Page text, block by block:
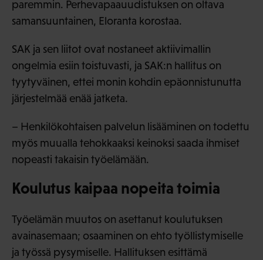
paremmin. Perhevapaauudistuksen on oltava
samansuuntainen, Eloranta korostaa.
SAK ja sen liitot ovat nostaneet aktiivimallin
ongelmia esiin toistuvasti, ja SAK:n hallitus on
tyytyväinen, ettei monin kohdin epäonnistunutta
järjestelmää enää jatketa.
– Henkilökohtaisen palvelun lisääminen on todettu
myös muualla tehokkaaksi keinoksi saada ihmiset
nopeasti takaisin työelämään.
Koulutus kaipaa nopeita toimia
Työelämän muutos on asettanut koulutuksen
avainasemaan; osaaminen on ehto työllistymiselle
ja työssä pysymiselle. Hallituksen esittämä